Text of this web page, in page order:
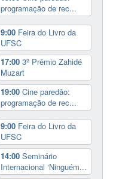
programação de rec...
9:00 Feira do Livro da
UFSC
17:003º Prêmio Zahidé
Muzart
19:00Cine paredão:
programação de rec...
9:00 Feira do Livro da
UFSC
14:00Seminário
Internacional ‘Ninguém...